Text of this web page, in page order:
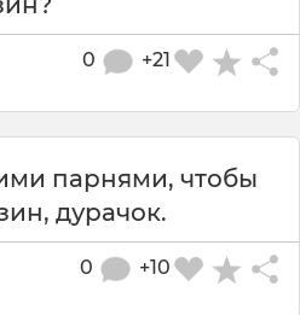
+21
0
парнями, чтобы
дурачок.
+10
0